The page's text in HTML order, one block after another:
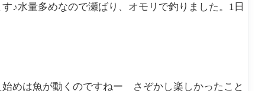
♪水量多めなので瀬ばり、オモリで釣りました。1日
めは魚が動くのですねー さぞかし楽しかったこと